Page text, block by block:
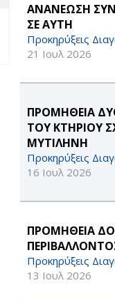
ΑΝΑΝΕΩΣΗ
ΣΕ ΑΥΤΗ
Προκηρύξεις
21 Ιουλ 2026
ΠΡΟΜΗΘΕΙΑ
ΤΟΥ ΚΤΗΡΙΟΥ
ΜΥΤΙΛΗΝΗ
Προκηρύξεις
16 Ιουλ 2026
ΠΡΟΜΗΘΕΙΑ
Προκηρύξεις
13 Ιουλ 2026